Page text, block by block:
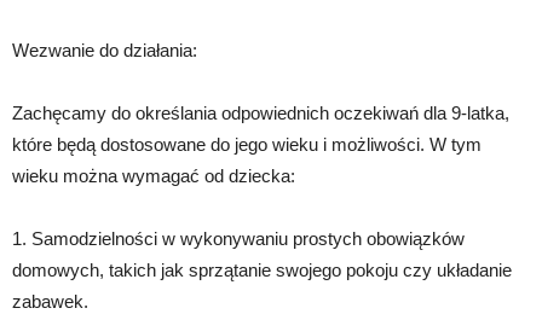
Wezwanie do działania:
Zachęcamy do określania odpowiednich oczekiwań dla 9-latka,
które będą dostosowane do jego wieku i możliwości. W tym
wieku można wymagać od dziecka:
1. Samodzielności w wykonywaniu prostych obowiązków
domowych, takich jak sprzątanie swojego pokoju czy układanie
zabawek.